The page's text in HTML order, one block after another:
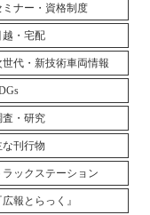
ミナー・資格制度
越・宅配
世代・新技術車両情報
査・研究
な刊行物
ラックステーション
広報とらっく』